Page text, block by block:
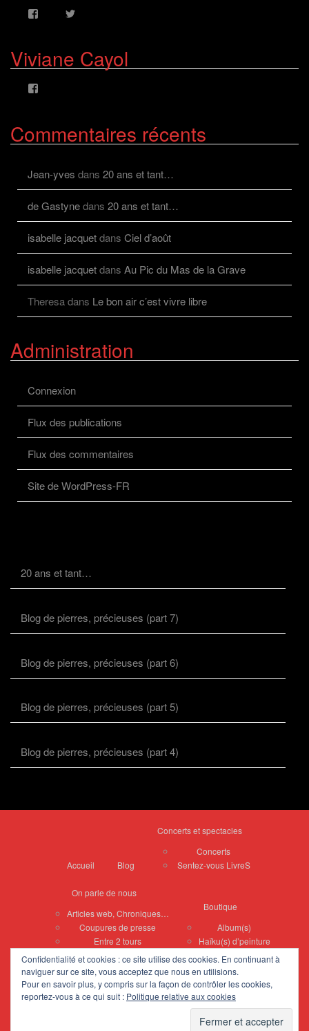
AlcazFR
sur
Voir
alcazfr
sur
Viviane Cayol
viviane.cayolalcaz
sur
Commentaires récents
Jean-yves dans 20 ans et tant…
de Gastynedans 20 ans et tant…
isabelle jacquetdans Ciel d’août
isabelle jacquetdans Au Pic du Mas de la Grave
Theresadans Le bon air c’est vivre libre
Administration
Connexion
Flux des publications
Flux des commentaires
Site de WordPress-FR
20 ans et tant…
Blog de pierres, précieuses (part 7)
Blog de pierres, précieuses (part 6)
Blog de pierres, précieuses (part 5)
Blog de pierres, précieuses (part 4)
Accueil Blog
Concerts et spectacles
Concerts
Sentez-vous LivreS
On parle de nous
Articles web, Chroniques…
Coupures de presse
Entre 2 tours
Boutique
Album(s)
Haïku(s) d’peinture
Peintures de Vyvian
Tableaux divers
Zelliges
Contact
Confidentialité et cookies : ce site utilise des cookies. En continuant à
naviguer sur ce site, vous acceptez que nous en utilisions.
Pour en savoir plus, y compris sur la façon de contrôler les cookies,
reportez-vous à ce qui suit : Politique relative aux cookies